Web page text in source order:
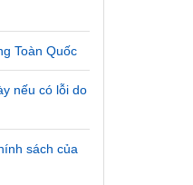
Toàn Quốc
nếu có lỗi do
sách của